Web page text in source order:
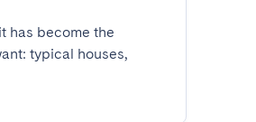
has become the
typical houses,